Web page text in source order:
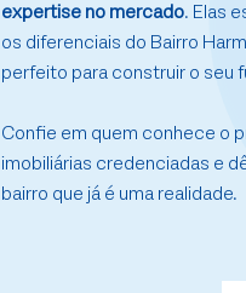
expertise no mercado. Elas
os diferenciais do Bairro
perfeito para construir o seu
Confie em quem conhece o
imobiliárias credenciadas e
bairro que já é uma realidade.